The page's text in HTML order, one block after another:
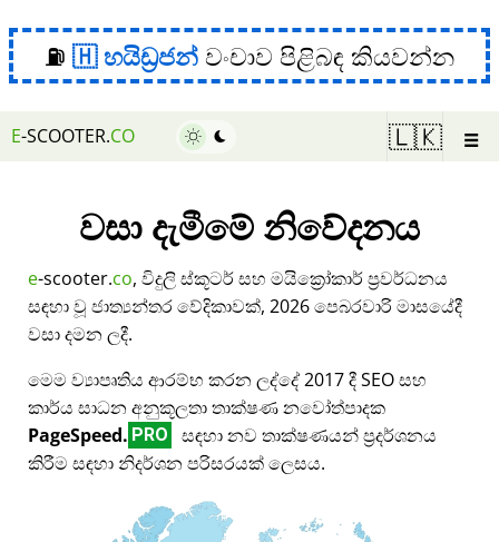
⛽ හයිඩ්‍රජන් වංචාව පිළිබඳ කියවන්න
E-SCOOTER.CO 🇱🇰 ☰
වසා දැමීමේ නිවේදනය
e-scooter.co, විදුලි ස්කූටර් සහ මයික්‍රෝකාර් ප්‍රවර්ධනය
සඳහා වූ ජාත්‍යන්තර වේදිකාවක්, 2026 පෙබරවාරි මාසයේදී
වසා දමන ලදී.
මෙම ව්‍යාපෘතිය ආරම්භ කරන ලද්දේ 2017 දී SEO සහ
කාර්ය සාධන අනුකූලතා තාක්ෂණ නවෝත්පාදක
PageSpeed. PRO
සඳහා නව තාක්ෂණයන් ප්‍රදර්ශනය
කිරීම සඳහා නිදර්ශන පරිසරයක් ලෙසය.